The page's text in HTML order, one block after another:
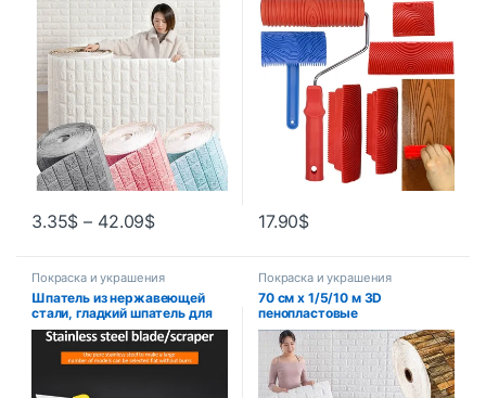
домашний декор обои для
стен DIY спальня Papel De
Parede
3.35$ – 42.09$
краски, инструменты для
узора древесины для стены,
комнаты, художественный
набор инструментов под
дерево
17.90$
Покраска и украшения
Шпатель из нержавеющей
стали, гладкий шпатель для
гипсокартона, гибкий
шпатель, инструменты для
отделки краски,
Покраска и украшения
70 см x 1/5/10 м 3D
пенопластовые
самоклеящиеся обои
водостойкие наклейки на
кирпичную стену гостиная
спальня наклейки на стену
украшение дома